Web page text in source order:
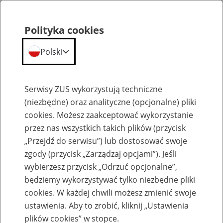
Emerytury
Baza zlikwidowanych lub
przekształconych zakładów pracy
Polityka cookies
Polski
Serwisy ZUS wykorzystują techniczne
(niezbędne) oraz analityczne (opcjonalne) pliki
cookies. Możesz zaakceptować wykorzystanie
przez nas wszystkich takich plików (przycisk
„Przejdź do serwisu”) lub dostosować swoje
zgody (przycisk „Zarządzaj opcjami”). Jeśli
wybierzesz przycisk „Odrzuć opcjonalne”,
będziemy wykorzystywać tylko niezbędne pliki
cookies. W każdej chwili możesz zmienić swoje
ustawienia. Aby to zrobić, kliknij „Ustawienia
plików cookies” w stopce.